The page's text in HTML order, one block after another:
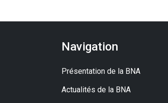
Navigation
Présentation de la BNA
Actualités de la BNA